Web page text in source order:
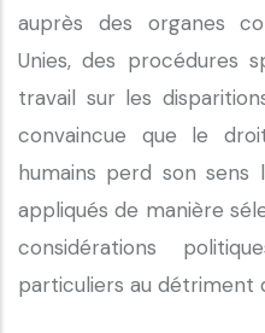
auprès des organes
Unies, des procédures
travail sur les
convaincue que le
humains perd son sens
appliqués de manière
considérations
particuliers au détriment